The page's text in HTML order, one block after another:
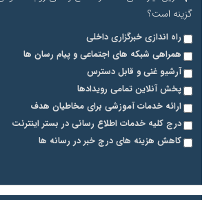
گزینه است؟
راه اندازی خبرگزاری داخلی
همراهی شبکه های اجتماعی و پیام رسان ها
آرشیو غنی و قابل دسترس
پخش آنلاین تمامی رویدادها
ارائه خدمات آموزشی برای مخاطیان هدف
درج کلیه خدمات اطلاع رسانی در بستر اینترنت
کاهش هزینه های درج خبر در رسانه ها